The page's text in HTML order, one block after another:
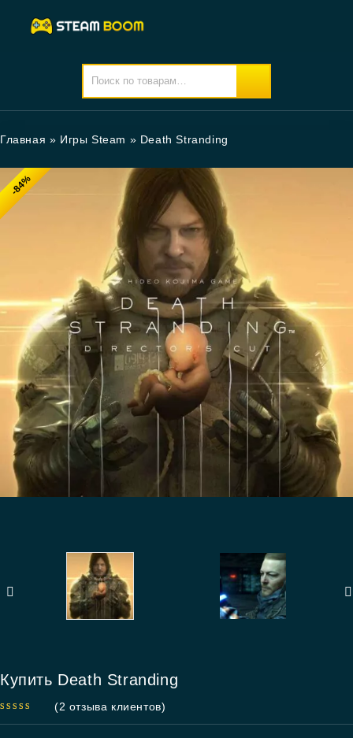
Главная » Игры Steam » Death Stranding
-84%
Купить Death Stranding
(2 отзыва клиентов)